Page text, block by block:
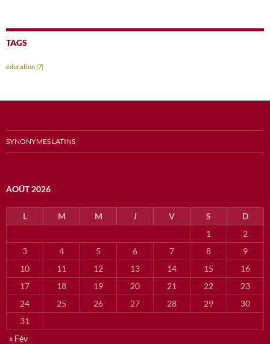
TAGS
éducation(7)
SYNONYMES LATINS
AOÛT 2026
L M M J V S
D
1
2
3
4 5 6 7 8
9
10
11 12 13 14 15
16
17
18 19 20 21 22
23
24
25 26 27 28 29
30
31
« Fév